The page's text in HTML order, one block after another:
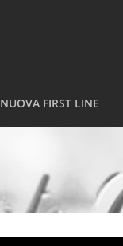
NUOVA FIRST LINE